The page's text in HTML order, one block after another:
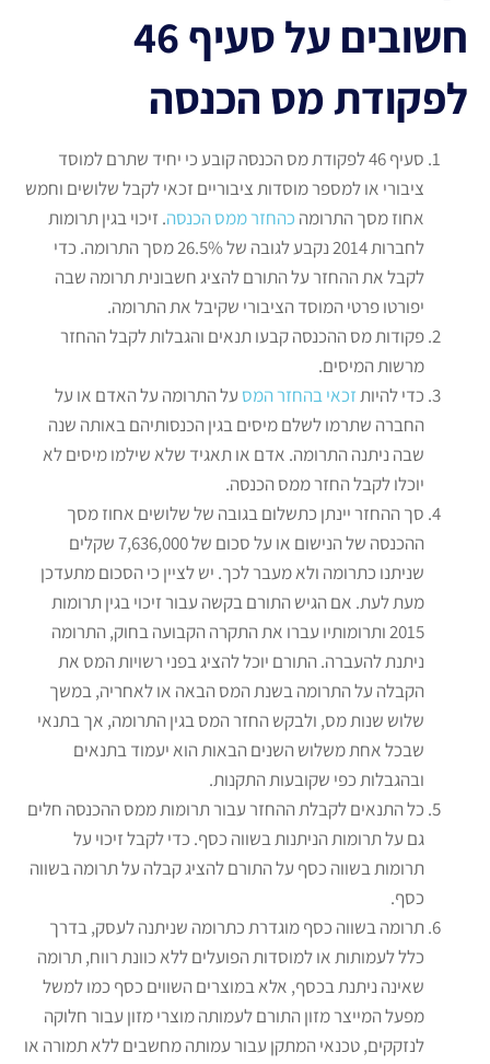
חשובים על סעיף 46
לפקודת מס הכנסה
סעיף 46 לפקודת מס הכנסה קובע כי יחיד שתרם למוסד
ציבורי או למספר מוסדות ציבוריים זכאי לקבל שלושים וחמש
אחוז מסך התרומה כהחזר ממס הכנסה. זיכוי בגין תרומות
לחברות 2014 נקבע לגובה של 26.5% מסך התרומה. כדי
לקבל את ההחזר על התורם להציג חשבונית תרומה שבה
יפורטו פרטי המוסד הציבורי שקיבל את התרומה.
פקודות מס ההכנסה קבעו תנאים והגבלות לקבל ההחזר
מרשות המיסים.
כדי להיותזכאי בהחזר המס על התרומה על האדם או על
החברה שתרמו לשלם מיסים בגין הכנסותיהם באותה שנה
שבה ניתנה התרומה. אדם או תאגיד שלא שילמו מיסים לא
יוכלו לקבל החזר ממס הכנסה.
סך ההחזר יינתן כתשלום בגובה של שלושים אחוז מסך
ההכנסה של הנישום או על סכום של 7,636,000 שקלים
שניתנו כתרומה ולא מעבר לכך. יש לציין כי הסכום מתעדכן
מעת לעת. אם הגיש התורם בקשה עבור זיכוי בגין תרומות
2015 ותרומותיו עברו את התקרה הקבועה בחוק, התרומה
ניתנת להעברה. התורם יוכל להציג בפני רשויות המס את
הקבלה על התרומה בשנת המס הבאה או לאחריה, במשך
שלוש שנות מס, ולבקש החזר המס בגין התרומה, אך בתנאי
שבכל אחת משלוש השנים הבאות הוא יעמוד בתנאים
ובהגבלות כפי שקובעות התקנות.
כל התנאים לקבלת ההחזר עבור תרומות ממס ההכנסה חלים
גם על תרומות הניתנות בשווה כסף. כדי לקבל זיכוי על
תרומות בשווה כסף על התורם להציג קבלה על תרומה בשווה
כסף.
תרומה בשווה כסף מוגדרת כתרומה שניתנה לעסק, בדרך
כלל לעמותות או למוסדות הפועלים ללא כוונת רווח, תרומה
שאינה ניתנת בכסף, אלא במוצרים השווים כסף כמו למשל
מפעל המייצר מזון התורם לעמותה מוצרי מזון עבור חלוקה
לנזקקים, טכנאי המתקן עבור עמותה מחשבים ללא תמורה או